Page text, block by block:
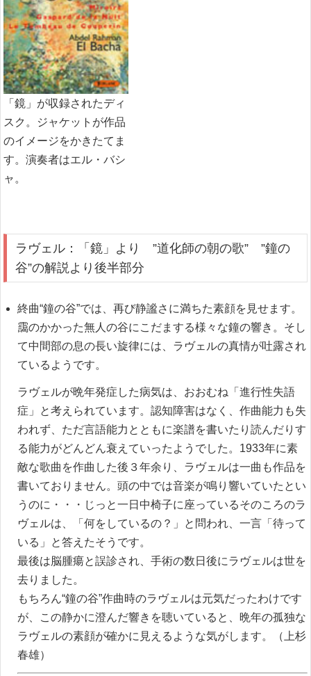
「鏡」が収録されたディ
スク。ジャケットが作品
のイメージをかきたてま
す。演奏者はエル・バシ
ャ。
ラヴェル：「鏡」より ”道化師の朝の歌” ”鐘の
谷”の解説より後半部分
終曲“鐘の谷”では、再び静謐さに満ちた素顔を見せます。
靄のかかった無人の谷にこだまする様々な鐘の響き。そし
て中間部の息の長い旋律には、ラヴェルの真情が吐露され
ているようです。
ラヴェルが晩年発症した病気は、おおむね「進行性失語
症」と考えられています。認知障害はなく、作曲能力も失
われず、ただ言語能力とともに楽譜を書いたり読んだりす
る能力がどんどん衰えていったようでした。 1933年に素
敵な歌曲を作曲した後３年余り、ラヴェルは一曲も作品を
書いておりません。頭の中では音楽が鳴り響いていたとい
うのに・・・じっと一日中椅子に座っているそのころのラ
ヴェルは、「何をしているの？」と問われ、一言「待って
いる」と答えたそうです。
最後は脳腫瘍と誤診され、手術の数日後にラヴェルは世を
去りました。
もちろん“鐘の谷”作曲時のラヴェルは元気だったわけです
が、この静かに澄んだ響きを聴いていると、晩年の孤独な
ラヴェルの素顔が確かに見えるような気がします。（上杉
春雄）